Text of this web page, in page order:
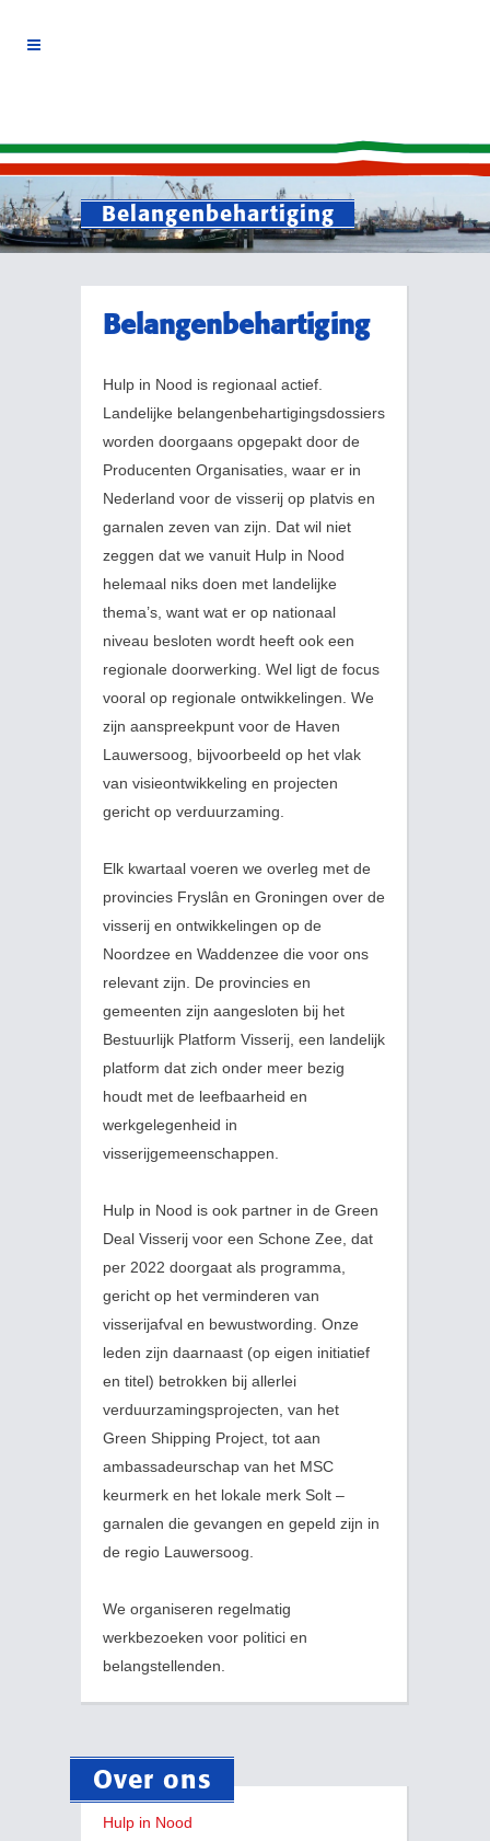
Belangenbehartiging
Belangenbehartiging
Hulp in Nood is regionaal actief.
Landelijke belangenbehartigingsdossiers
worden doorgaans opgepakt door de
Producenten Organisaties, waar er in
Nederland voor de visserij op platvis en
garnalen zeven van zijn. Dat wil niet
zeggen dat we vanuit Hulp in Nood
helemaal niks doen met landelijke
thema’s, want wat er op nationaal
niveau besloten wordt heeft ook een
regionale doorwerking. Wel ligt de focus
vooral op regionale ontwikkelingen. We
zijn aanspreekpunt voor de Haven
Lauwersoog, bijvoorbeeld op het vlak
van visieontwikkeling en projecten
gericht op verduurzaming.
Elk kwartaal voeren we overleg met de
provincies Fryslân en Groningen over de
visserij en ontwikkelingen op de
Noordzee en Waddenzee die voor ons
relevant zijn. De provincies en
gemeenten zijn aangesloten bij het
Bestuurlijk Platform Visserij, een landelijk
platform dat zich onder meer bezig
houdt met de leefbaarheid en
werkgelegenheid in
visserijgemeenschappen.
Hulp in Nood is ook partner in de Green
Deal Visserij voor een Schone Zee, dat
per 2022 doorgaat als programma,
gericht op het verminderen van
visserijafval en bewustwording. Onze
leden zijn daarnaast (op eigen initiatief
en titel) betrokken bij allerlei
verduurzamingsprojecten, van het
Green Shipping Project, tot aan
ambassadeurschap van het MSC
keurmerk en het lokale merk Solt –
garnalen die gevangen en gepeld zijn in
de regio Lauwersoog.
We organiseren regelmatig
werkbezoeken voor politici en
belangstellenden.
Over ons
Hulp in Nood